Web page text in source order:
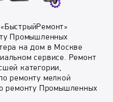
Промышленных
на дом в Москве
сервисе. Ремонт
категории,
ремонту мелкой
ремонту Промышленных